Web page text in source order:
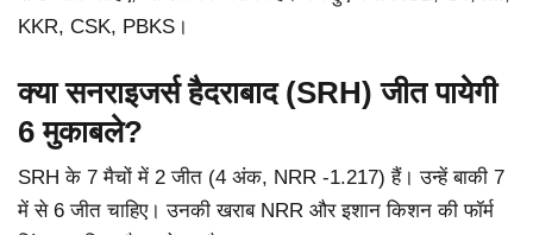
KKR, CSK, PBKS।
क्या सनराइजर्स हैदराबाद (SRH) जीत पायेगी
6 मुकाबले?
SRH के 7 मैचों में 2 जीत (4 अंक, NRR -1.217) हैं। उन्हें बाकी 7
में से 6 जीत चाहिए। उनकी खराब NRR और इशान किशन की फॉर्म